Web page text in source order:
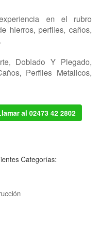
en el rubro
hierros, perfiles, caños,
Doblado Y Plegado,
Perfiles Metalicos,
al 02473 42 2802
Categorías: